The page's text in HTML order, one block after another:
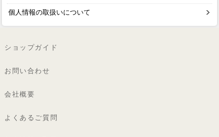
個人情報の取扱いについて
ショップガイド
お問い合わせ
会社概要
よくあるご質問